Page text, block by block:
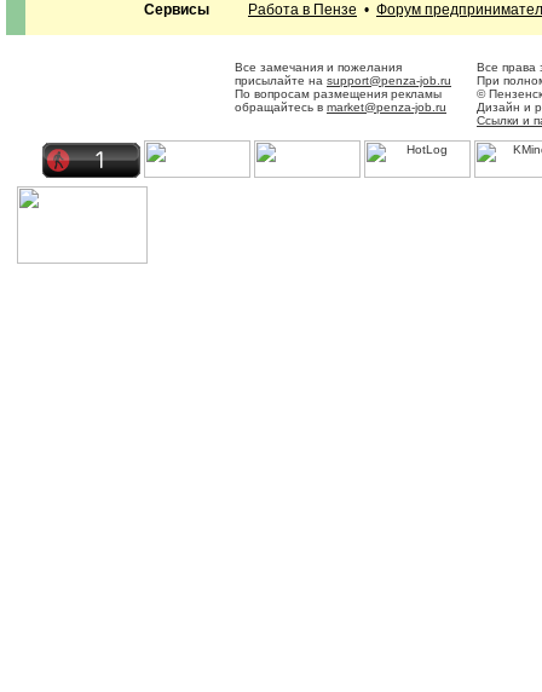
Сервисы
Работа в Пензе • Форум
Все замечания и пожелания
присылайте на support@penza-job.ru
По вопросам размещения рекламы
обращайтесь в market@penza-job.ru
Все права
При
©
Дизайн и
Ссылки и